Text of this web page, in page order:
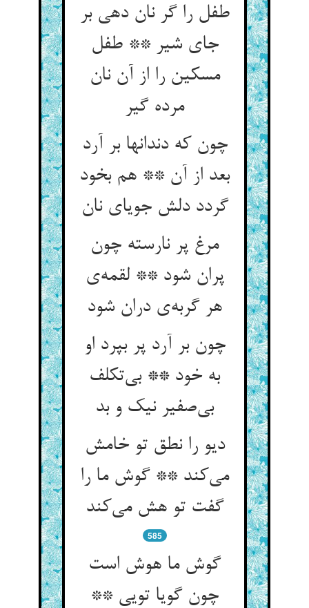
طفل را گر نان دهی بر
جای شیر ** طفل
مسکین را از آن نان
مرده گیر
چون که دندانها بر آرد
بعد از آن ** هم بخود
گردد دلش جویای نان‌‌
مرغ پر نارسته چون
پران شود ** لقمه‌‌ی
هر گربه‌‌ی دران شود
چون بر آرد پر بپرد او
به خود ** بی‌‌تکلف
بی‌‌صفیر نیک و بد
دیو را نطق تو خامش
می‌‌کند ** گوش ما را
گفت تو هش می‌‌کند
585
گوش ما هوش است
چون گویا تویی **